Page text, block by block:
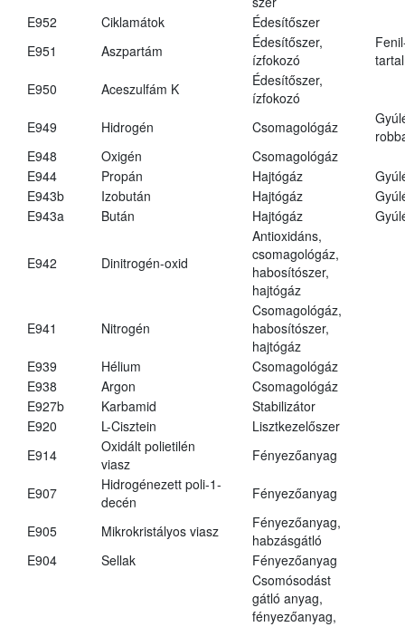
E952 Ciklamátok
Édesítőszer
E951
Aszpartám
Édesítőszer,
ízfokozó
E950
Aceszulfám K
Édesítőszer,
ízfokozó
E949
Hidrogén Csomagológáz
E948
Oxigén
Csomagológáz
E944
Propán Hajtógáz
E943b
Izobután Hajtógáz
E943a
Bután Hajtógáz
E942 Dinitrogén-oxid
Antioxidáns,
csomagológáz,
habosítószer,
hajtógáz
E941 Nitrogén
Csomagológáz,
habosítószer,
hajtógáz
E939
Hélium
Csomagológáz
E938
Argon
Csomagológáz
E927b
Karbamid
Stabilizátor
E920
L-Cisztein
Lisztkezelőszer
E914
Oxidált polietilén
viasz
Fényezőanyag
E907
Hidrogénezett poli-1-
decén
Fényezőanyag
E905 Mikrokristályos viasz
Fényezőanyag,
habzásgátló
E904
Sellak
Fényezőanyag
Csomósodást
gátló anyag,
fényezőanyag,